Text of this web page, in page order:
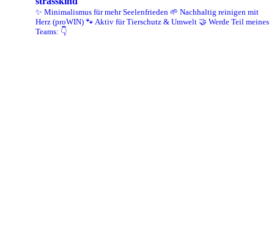
✨ Minimalismus für mehr Seelenfrieden 🌱 Nachhaltig reinigen mit
Herz (proWIN) 🐾 Aktiv für Tierschutz & Umwelt 🤝 Werde Teil meines
Teams: 👇